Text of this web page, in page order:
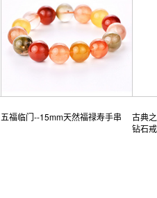
五福临门--15mm天然福禄寿手串
古典
钻石